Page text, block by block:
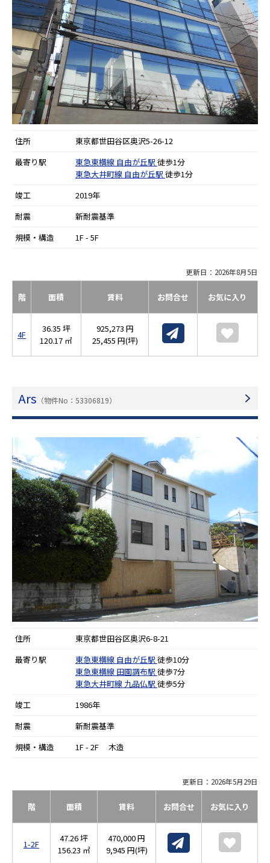
住所
東京都世田谷区奥沢5-26-12
最寄り駅
東急東横線 自由が丘駅 徒歩1分
東急大井町線 自由が丘駅 徒歩1分
竣工
2019年
耐震
新耐震基準
規模・構造
1F - 5F
更新日：2026年8月5日
階 面積 賃料 お問合せ お気に入り
4F
36.35 坪
120.17 ㎡
925,273 円
25,455 円(坪)
Ars （物件No：53306819）
住所
東京都世田谷区奥沢6-8-21
最寄り駅
東急東横線 自由が丘駅 徒歩10分
東急東横線 田園調布駅 徒歩7分
東急大井町線 九品仏駅 徒歩5分
竣工
1986年
耐震
新耐震基準
規模・構造
1F - 2F 木造
更新日：2026年5月29日
階 面積 賃料 お問合せ お気に入り
1-2F
47.26 坪
156.23 ㎡
470,000 円
9,945 円(坪)